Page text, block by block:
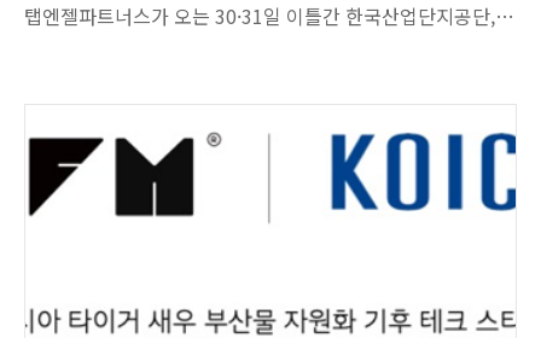
탭엔젤파트너스가 오는 30·31일 이틀간 한국산업단지공단, 신용보증기금과 함께 오프라인 오픈이노베이션 행사 '킥스업(KICXUP) 글로벌 2024'를 연다고 21일 밝혔다. 대한민국 산업단지 60주년을 기념해 처음 열리는 이 행사는 국내외 대·중견기업, 대학, 스타트업들이 개방형 혁신을 논의하고 글로벌 시장 진출을 가속화하기 위한 교류의 장이다. 산업통상자원부가 주최하고 산단공과 신보가 주관한다. 숭실대·서울대·중앙대 등으로 구성된 서울 서남권 캠퍼스타운 사업단과 숭실대 벤처중소기업센터(창업지원단)가 참여하고 탭엔젤파트너스가 전체 행사를 운영한다. 서울 마곡 NSP 컨퍼런스홀에서 열리는 행사엔 구글, AWS, 메르세데스벤츠 등 글로벌 기업, 크루(일본) 마인드더브리지(미국) 등 해외 오픈이노베이션 전문 기관들이 참여한다. 국내에선 △
한국앤컴퍼니
(16,990원 ▼310 -1.79%)
△조선호텔앤리조트 △
하이트진로
(20,000원 ▼50 -0.25%)
폴라리스오피스